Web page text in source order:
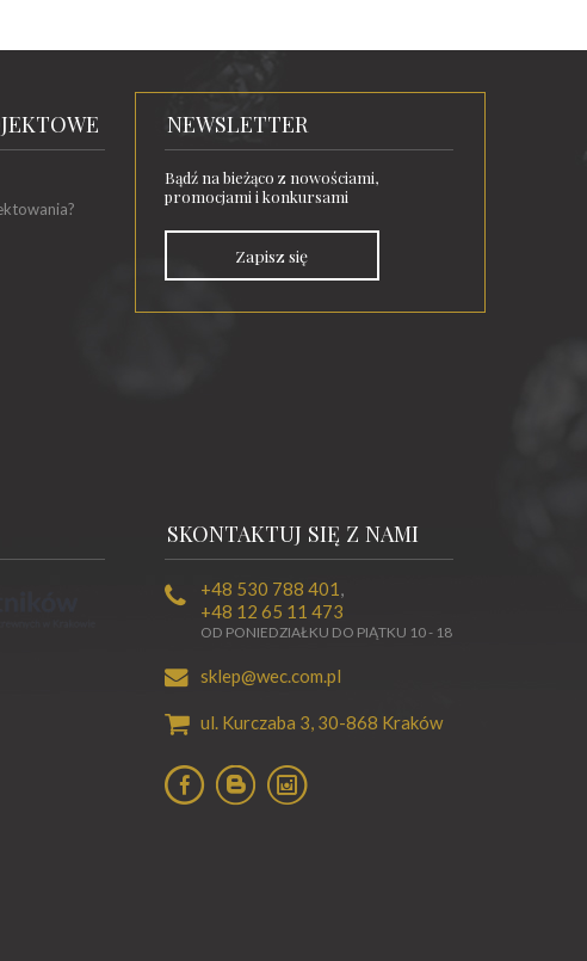
NEWSLETTER
Bądź na bieżąco z nowościami,
promocjami i konkursami
Zapisz się
SKONTAKTUJ SIĘ Z NAMI
+48 530 788 401 ,
+48 12 65 11 473
OD PONIEDZIAŁKU DO PIĄTKU 10 - 18
sklep@wec.com.pl
ul. Kurczaba 3, 30-868 Kraków